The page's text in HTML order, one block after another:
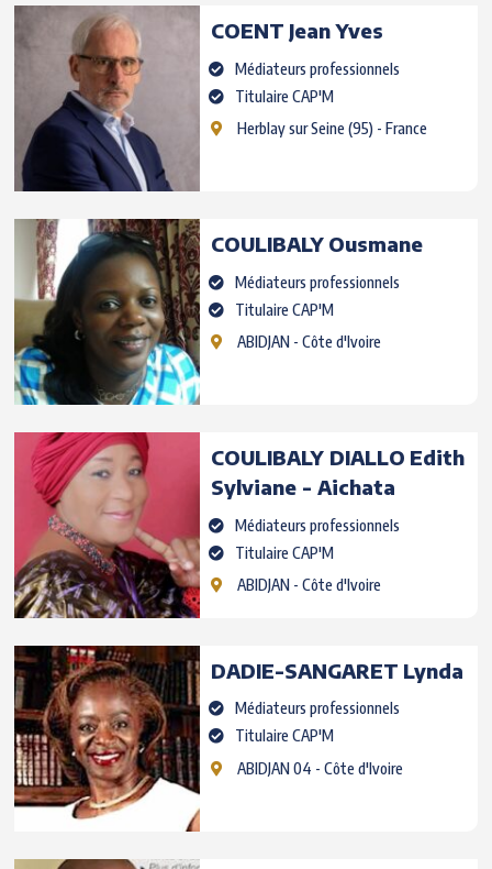
COENT Jean Yves
Médiateurs professionnels
Titulaire CAP'M
Herblay sur Seine (95) - France
COULIBALY Ousmane
Médiateurs professionnels
Titulaire CAP'M
ABIDJAN- Côte d'Ivoire
COULIBALY DIALLO Edith
Sylviane - Aichata
Médiateurs professionnels
Titulaire CAP'M
ABIDJAN- Côte d'Ivoire
DADIE-SANGARET Lynda
Médiateurs professionnels
Titulaire CAP'M
ABIDJAN 04 - Côte d'Ivoire